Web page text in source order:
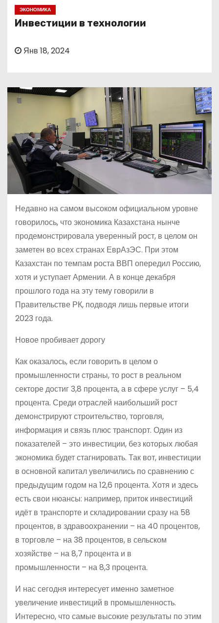
ЭКОНОМИКА
Инвестиции в технологии
Янв 18, 2024
Недавно на самом высоком официальном уровне
говорилось, что экономика Казахстана нынче
продемонстрировала уверенный рост, в целом он
заметен во всех странах ЕврАзЭС. При этом
Казахстан по темпам роста ВВП опередил Россию,
хотя и уступает Армении. А в конце декабря
прошлого года на эту тему говорили в
Правительстве РК, подводя лишь первые итоги
2023 года.
Новое пробивает дорогу
Как оказалось, если говорить в целом о
промышленности страны, то рост в реальном
секторе достиг 3,8 процента, а в сфере услуг – 5,4
процента. Среди отраслей наибольший рост
демонстрируют строительство, торговля,
информация и связь плюс транспорт. Один из
показателей – это инвестиции, без которых любая
экономика будет стагнировать. Так вот, инвестиции
в основной капитал увеличились по сравнению с
предыдущим годом на 12,6 процента. Хотя и здесь
есть свои нюансы: например, приток инвестиций
идёт в транспорте и складировании сразу на 58
процентов, в здравоохранении – на 40 процентов,
в торговле – на 38 процентов, в сельском
хозяйстве – на 8,7 процента и в
промышленности – на 8,3 процента.
И нас сегодня интересует именно заметное
увеличение инвестиций в промышленность.
Интересно, что самые высокие результаты по этим